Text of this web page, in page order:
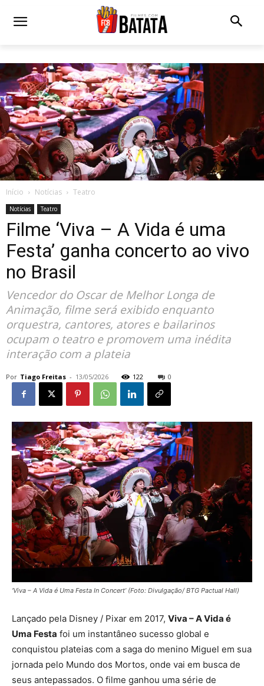
Início Notícias Teatro
Notícias Teatro
Filme ‘Viva – A Vida é uma
Festa’ ganha concerto ao vivo
no Brasil
Vencedor do Oscar de Melhor Longa de
Animação, filme será exibido enquanto
orquestra, cantores, atores e bailarinos
ocupam o teatro e promovem uma inédita
interação com a plateia
Por Tiago Freitas - 13/05/2026 122 0
‘Viva – A Vida é Uma Festa In Concert’ (Foto: Divulgação/ BTG Pactual Hall)
Lançado pela Disney / Pixar em 2017, Viva – A Vida é
Uma Festa foi um instantâneo sucesso global e
conquistou plateias com a saga do menino Miguel em sua
jornada pelo Mundo dos Mortos, onde vai em busca de
seus antepassados. O filme ganhou uma série de